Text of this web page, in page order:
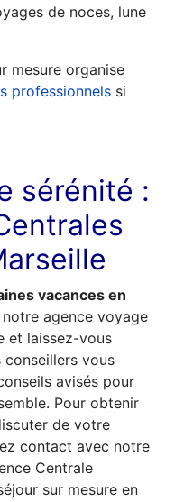
de noces, lune
mesure organise
professionnels si
sérénité :
vacances en
agence voyage
et laissez-vous
conseillers vous
avisés pour
Pour obtenir
de votre
contact avec notre
Centrale
sur mesure en